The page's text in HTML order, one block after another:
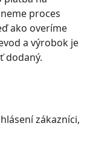
proces
ako overíme
a výrobok je
dodaný.
zákazníci,